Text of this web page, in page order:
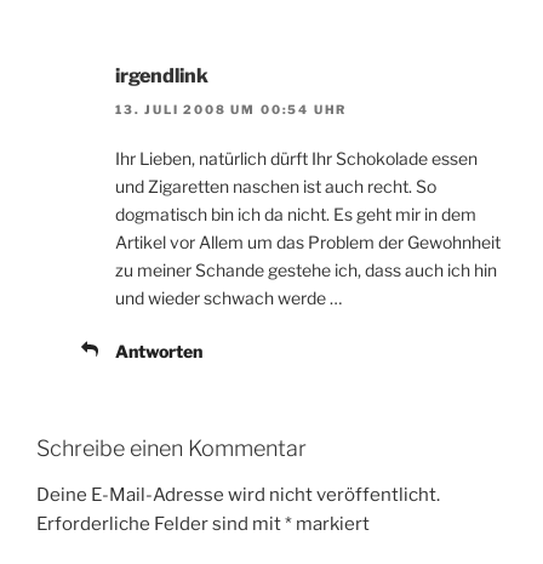
irgendlink
13. JULI 2008 UM 00:54 UHR
Ihr Lieben, natürlich dürft Ihr Schokolade essen
und Zigaretten naschen ist auch recht. So
dogmatisch bin ich da nicht. Es geht mir in dem
Artikel vor Allem um das Problem der Gewohnheit
zu meiner Schande gestehe ich, dass auch ich hin
und wieder schwach werde …
Antworten
Schreibe einen Kommentar
Deine E-Mail-Adresse wird nicht veröffentlicht.
Erforderliche Felder sind mit* markiert